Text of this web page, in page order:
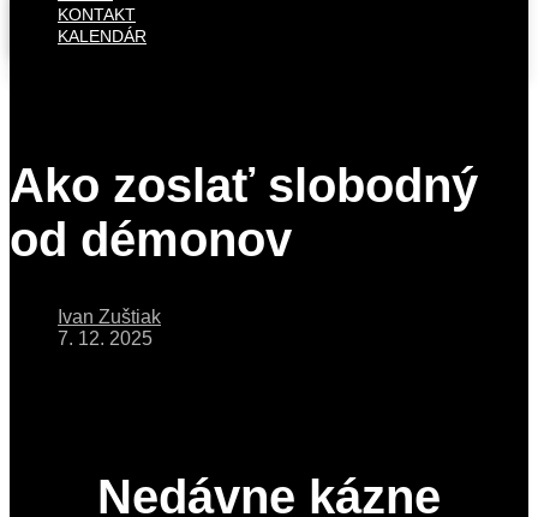
KONTAKT
KALENDÁR
Ako zoslať slobodný
od démonov
Ivan Zuštiak
7. 12. 2025
Nedávne kázne